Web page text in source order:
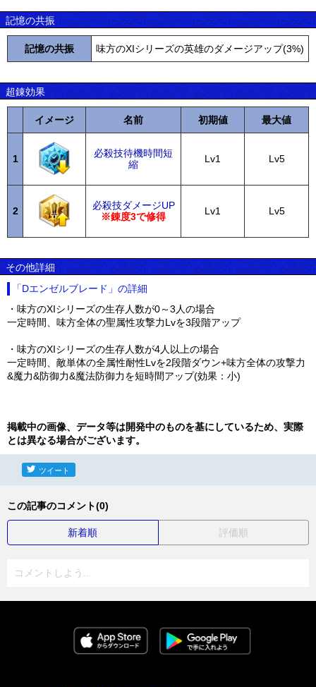
記憶の共振
記憶の共振 味方のXIシリーズの英雄のダメージアップ(3%)
超錬効果
イメージ 名前 初期値 最大値
1
必殺技待機時間短
縮
Lv1 Lv5
2
必殺技ダメージUP
※錬度3で修得
Lv1 Lv5
その他詳細
「Dエンゼルブレード」の詳細
・味方のXIシリーズの生存人数が0～3人の場合
一定時間、味方全体の聖属性攻撃力Lvを3段階アップ
・味方のXIシリーズの生存人数が4人以上の場合
一定時間、敵単体の全属性耐性Lvを2段階ダウン+味方全体の攻撃力
&魔力&防御力&魔法防御力を短時間アップ(効果：小)
掲載中の画像、データ等は開発中のものを基にしているため、実際
とは異なる場合がございます。
ツイート
この記事のコメント(0)
新着順 評価順
コメントしよう...